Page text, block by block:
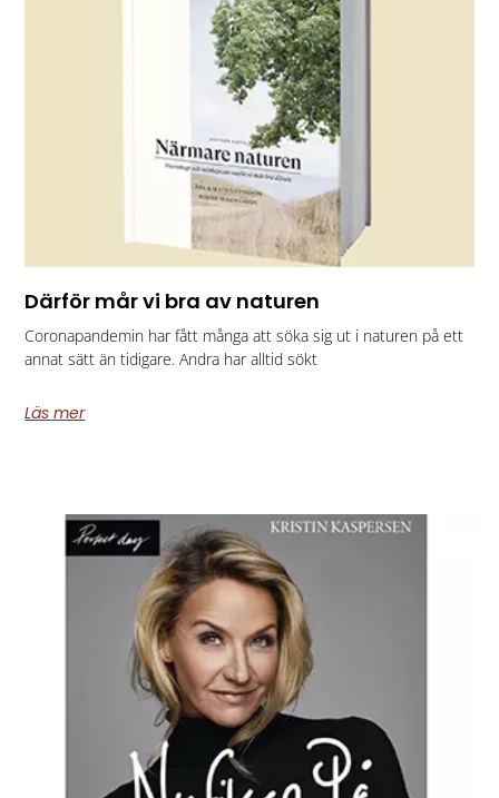
Därför mår vi bra av naturen
Coronapandemin har fått många att söka sig ut i naturen på ett
annat sätt än tidigare. Andra har alltid sökt
Läs mer